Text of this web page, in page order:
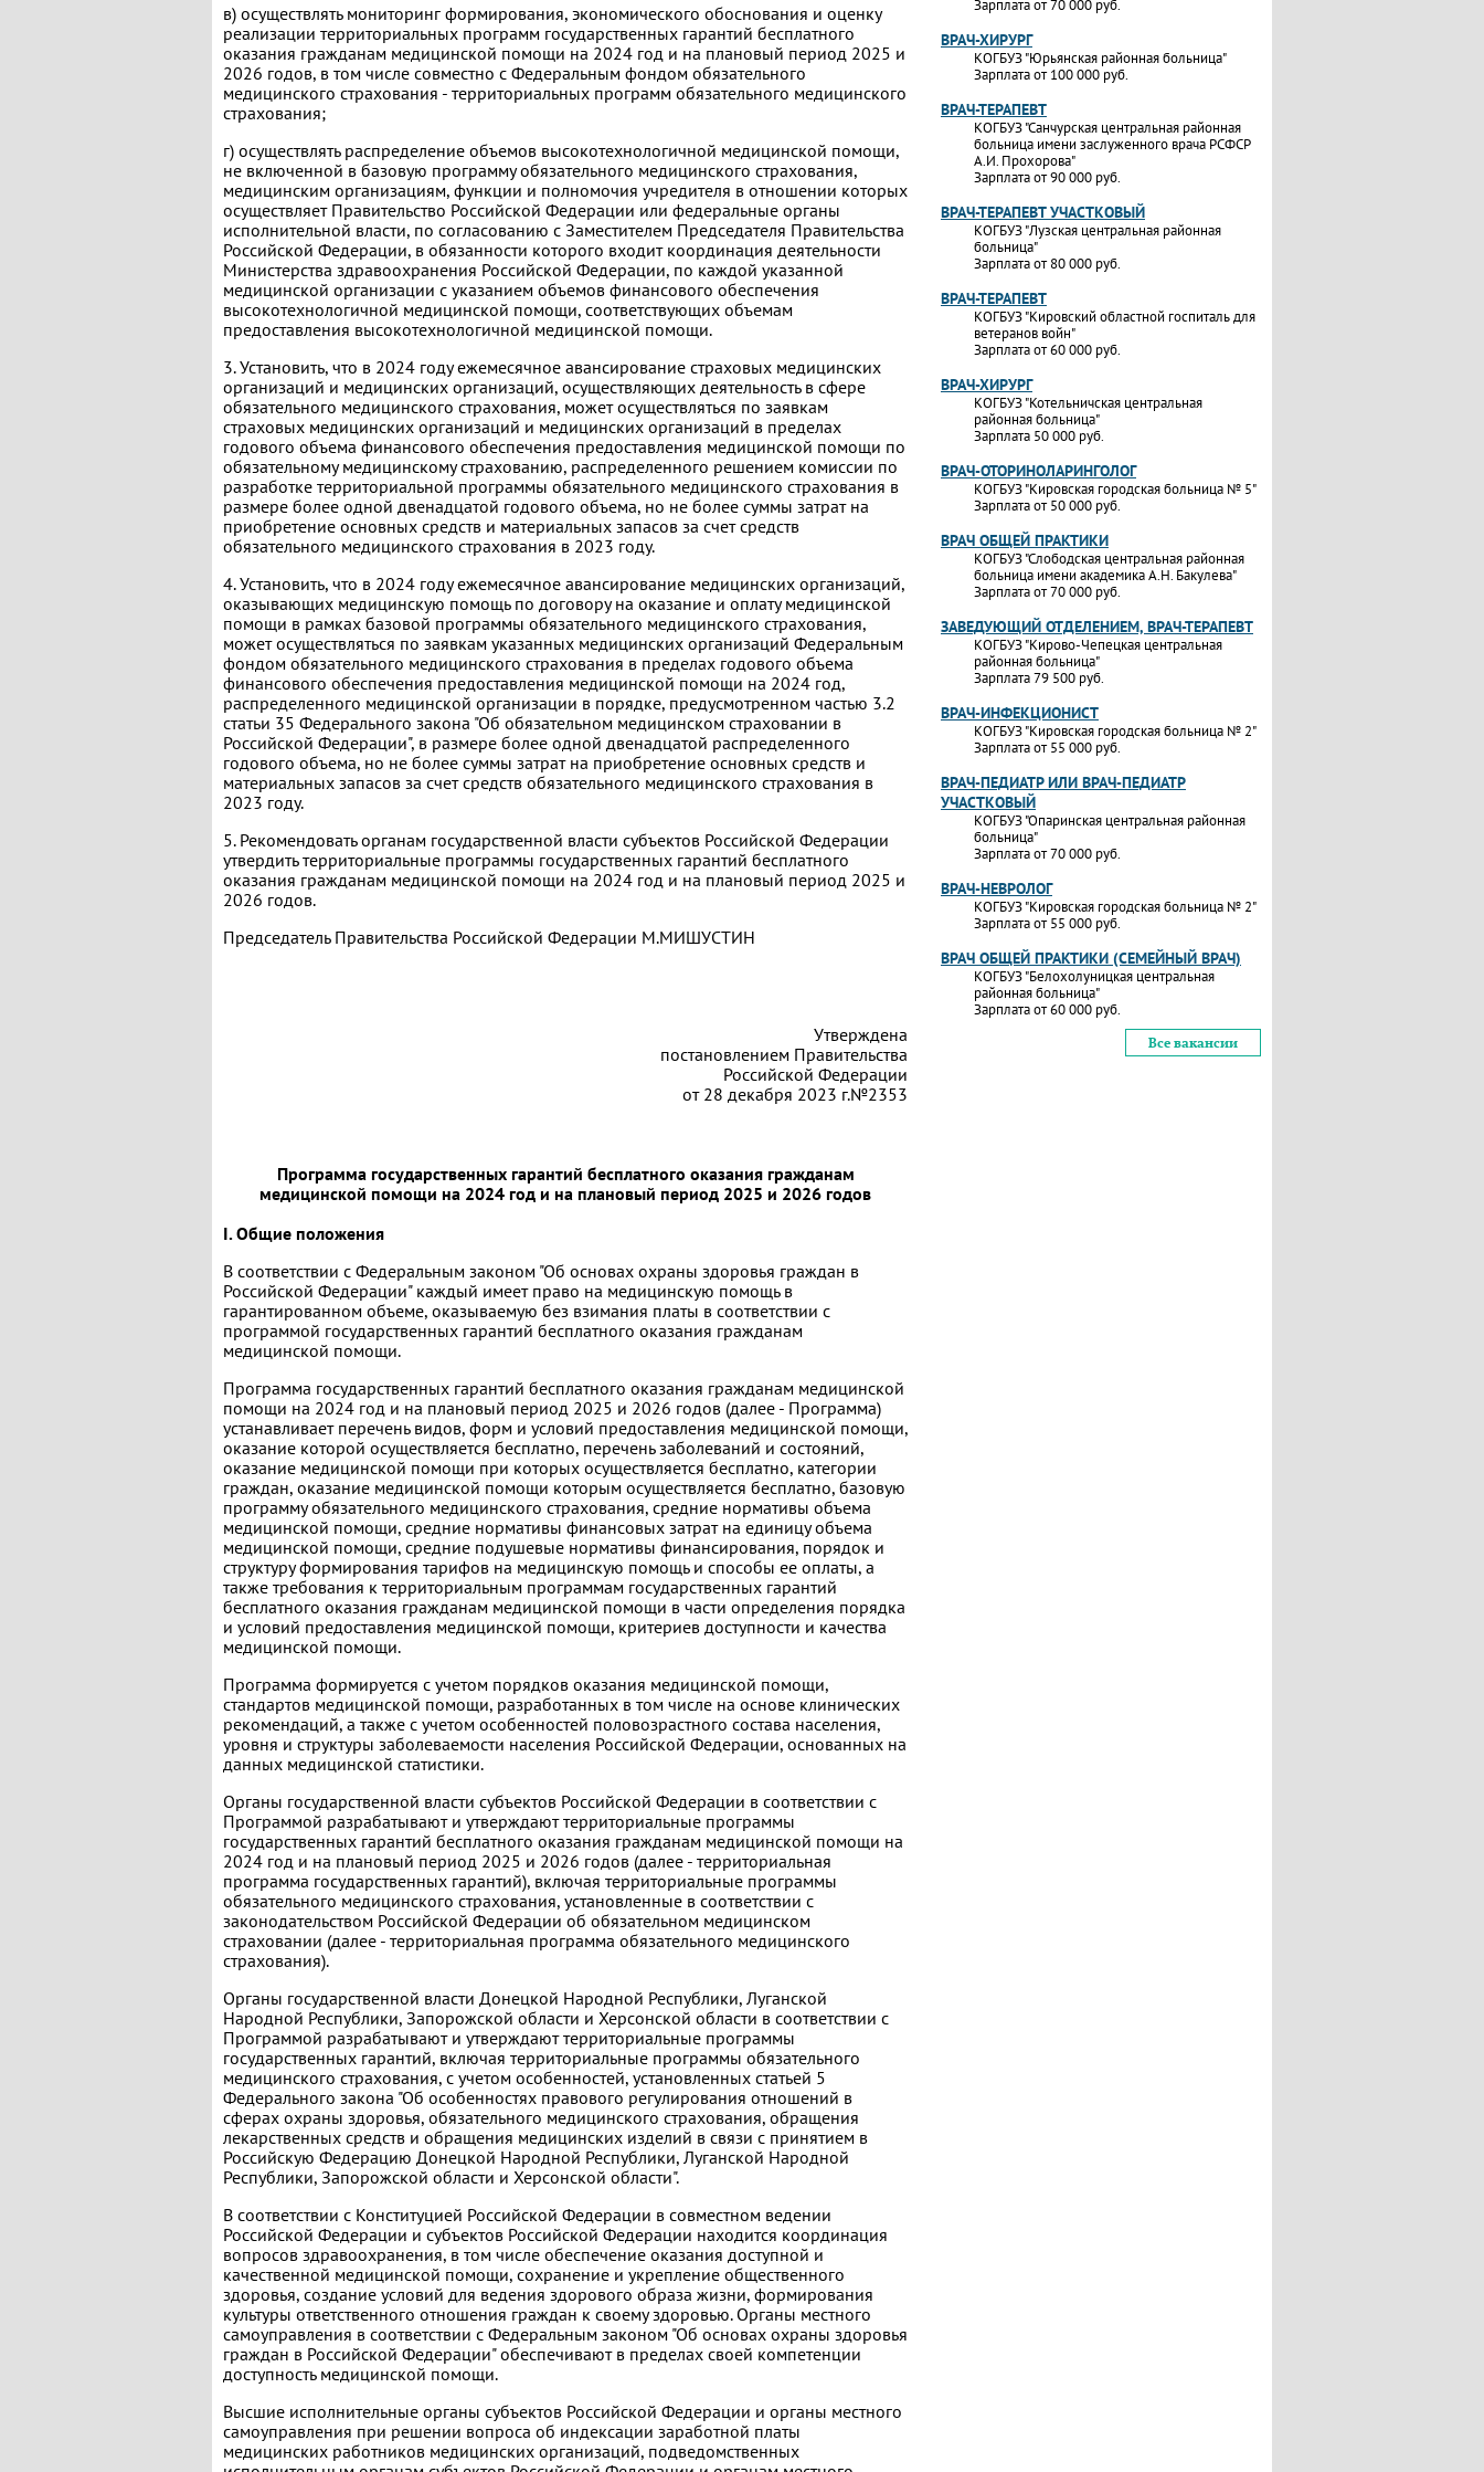
в) осуществлять мониторинг формирования, экономического обоснования и оценку
реализации территориальных программ государственных гарантий бесплатного
оказания гражданам медицинской помощи на 2024 год и на плановый период 2025 и
2026 годов, в том числе совместно с Федеральным фондом обязательного
медицинского страхования - территориальных программ обязательного медицинского
страхования;
г) осуществлять распределение объемов высокотехнологичной медицинской помощи,
не включенной в базовую программу обязательного медицинского страхования,
медицинским организациям, функции и полномочия учредителя в отношении которых
осуществляет Правительство Российской Федерации или федеральные органы
исполнительной власти, по согласованию с Заместителем Председателя Правительства
Российской Федерации, в обязанности которого входит координация деятельности
Министерства здравоохранения Российской Федерации, по каждой указанной
медицинской организации с указанием объемов финансового обеспечения
высокотехнологичной медицинской помощи, соответствующих объемам
предоставления высокотехнологичной медицинской помощи.
3. Установить, что в 2024 году ежемесячное авансирование страховых медицинских
организаций и медицинских организаций, осуществляющих деятельность в сфере
обязательного медицинского страхования, может осуществляться по заявкам
страховых медицинских организаций и медицинских организаций в пределах
годового объема финансового обеспечения предоставления медицинской помощи по
обязательному медицинскому страхованию, распределенного решением комиссии по
разработке территориальной программы обязательного медицинского страхования в
размере более одной двенадцатой годового объема, но не более суммы затрат на
приобретение основных средств и материальных запасов за счет средств
обязательного медицинского страхования в 2023 году.
4. Установить, что в 2024 году ежемесячное авансирование медицинских организаций,
оказывающих медицинскую помощь по договору на оказание и оплату медицинской
помощи в рамках базовой программы обязательного медицинского страхования,
может осуществляться по заявкам указанных медицинских организаций Федеральным
фондом обязательного медицинского страхования в пределах годового объема
финансового обеспечения предоставления медицинской помощи на 2024 год,
распределенного медицинской организации в порядке, предусмотренном частью 3.2
статьи 35 Федерального закона "Об обязательном медицинском страховании в
Российской Федерации", в размере более одной двенадцатой распределенного
годового объема, но не более суммы затрат на приобретение основных средств и
материальных запасов за счет средств обязательного медицинского страхования в
2023 году.
5. Рекомендовать органам государственной власти субъектов Российской Федерации
утвердить территориальные программы государственных гарантий бесплатного
оказания гражданам медицинской помощи на 2024 год и на плановый период 2025 и
2026 годов.
Председатель Правительства Российской Федерации М.МИШУСТИН
Утверждена
постановлением Правительства
Российской Федерации
от 28 декабря 2023 г.№2353
Программа государственных гарантий бесплатного оказания гражданам
медицинской помощи на 2024 год и на плановый период 2025 и 2026 годов
I. Общие положения
В соответствии с Федеральным законом "Об основах охраны здоровья граждан в
Российской Федерации" каждый имеет право на медицинскую помощь в
гарантированном объеме, оказываемую без взимания платы в соответствии с
программой государственных гарантий бесплатного оказания гражданам
медицинской помощи.
Программа государственных гарантий бесплатного оказания гражданам медицинской
помощи на 2024 год и на плановый период 2025 и 2026 годов (далее - Программа)
устанавливает перечень видов, форм и условий предоставления медицинской помощи,
оказание которой осуществляется бесплатно, перечень заболеваний и состояний,
оказание медицинской помощи при которых осуществляется бесплатно, категории
граждан, оказание медицинской помощи которым осуществляется бесплатно, базовую
программу обязательного медицинского страхования, средние нормативы объема
медицинской помощи, средние нормативы финансовых затрат на единицу объема
медицинской помощи, средние подушевые нормативы финансирования, порядок и
структуру формирования тарифов на медицинскую помощь и способы ее оплаты, а
также требования к территориальным программам государственных гарантий
бесплатного оказания гражданам медицинской помощи в части определения порядка
и условий предоставления медицинской помощи, критериев доступности и качества
медицинской помощи.
Программа формируется с учетом порядков оказания медицинской помощи,
стандартов медицинской помощи, разработанных в том числе на основе клинических
рекомендаций, а также с учетом особенностей половозрастного состава населения,
уровня и структуры заболеваемости населения Российской Федерации, основанных на
данных медицинской статистики.
Органы государственной власти субъектов Российской Федерации в соответствии с
Программой разрабатывают и утверждают территориальные программы
государственных гарантий бесплатного оказания гражданам медицинской помощи на
2024 год и на плановый период 2025 и 2026 годов (далее - территориальная
программа государственных гарантий), включая территориальные программы
обязательного медицинского страхования, установленные в соответствии с
законодательством Российской Федерации об обязательном медицинском
страховании (далее - территориальная программа обязательного медицинского
страхования).
Органы государственной власти Донецкой Народной Республики, Луганской
Народной Республики, Запорожской области и Херсонской области в соответствии с
Программой разрабатывают и утверждают территориальные программы
государственных гарантий, включая территориальные программы обязательного
медицинского страхования, с учетом особенностей, установленных статьей 5
Федерального закона "Об особенностях правового регулирования отношений в
сферах охраны здоровья, обязательного медицинского страхования, обращения
лекарственных средств и обращения медицинских изделий в связи с принятием в
Российскую Федерацию Донецкой Народной Республики, Луганской Народной
Республики, Запорожской области и Херсонской области".
В соответствии с Конституцией Российской Федерации в совместном ведении
Российской Федерации и субъектов Российской Федерации находится координация
вопросов здравоохранения, в том числе обеспечение оказания доступной и
качественной медицинской помощи, сохранение и укрепление общественного
здоровья, создание условий для ведения здорового образа жизни, формирования
культуры ответственного отношения граждан к своему здоровью. Органы местного
самоуправления в соответствии с Федеральным законом "Об основах охраны здоровья
граждан в Российской Федерации" обеспечивают в пределах своей компетенции
доступность медицинской помощи.
Высшие исполнительные органы субъектов Российской Федерации и органы местного
самоуправления при решении вопроса об индексации заработной платы
медицинских работников медицинских организаций, подведомственных
Зарплата от 70 000 руб.
ВРАЧ-ХИРУРГ
КОГБУЗ "Юрьянская районная больница"
Зарплата от 100 000 руб.
ВРАЧ-ТЕРАПЕВТ
КОГБУЗ "Санчурская центральная районная
больница имени заслуженного врача РСФСР
А.И. Прохорова"
Зарплата от 90 000 руб.
ВРАЧ-ТЕРАПЕВТ УЧАСТКОВЫЙ
КОГБУЗ "Лузская центральная районная
больница"
Зарплата от 80 000 руб.
ВРАЧ-ТЕРАПЕВТ
КОГБУЗ "Кировский областной госпиталь для
ветеранов войн"
Зарплата от 60 000 руб.
ВРАЧ-ХИРУРГ
КОГБУЗ "Котельничская центральная
районная больница"
Зарплата 50 000 руб.
ВРАЧ-ОТОРИНОЛАРИНГОЛОГ
КОГБУЗ "Кировская городская больница № 5"
Зарплата от 50 000 руб.
ВРАЧ ОБЩЕЙ ПРАКТИКИ
КОГБУЗ "Слободская центральная районная
больница имени академика А.Н. Бакулева"
Зарплата от 70 000 руб.
ЗАВЕДУЮЩИЙ ОТДЕЛЕНИЕМ, ВРАЧ-ТЕРАПЕВТ
КОГБУЗ "Кирово-Чепецкая центральная
районная больница"
Зарплата 79 500 руб.
ВРАЧ-ИНФЕКЦИОНИСТ
КОГБУЗ "Кировская городская больница № 2"
Зарплата от 55 000 руб.
ВРАЧ-ПЕДИАТР ИЛИ ВРАЧ-ПЕДИАТР
УЧАСТКОВЫЙ
КОГБУЗ "Опаринская центральная районная
больница"
Зарплата от 70 000 руб.
ВРАЧ-НЕВРОЛОГ
КОГБУЗ "Кировская городская больница № 2"
Зарплата от 55 000 руб.
ВРАЧ ОБЩЕЙ ПРАКТИКИ (СЕМЕЙНЫЙ ВРАЧ)
КОГБУЗ "Белохолуницкая центральная
районная больница"
Зарплата от 60 000 руб.
Все вакансии